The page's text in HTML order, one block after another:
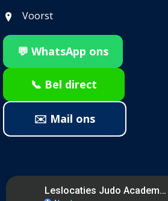
Voorst
💬 WhatsApp ons
📞 Bel direct
✉️ Mail ons